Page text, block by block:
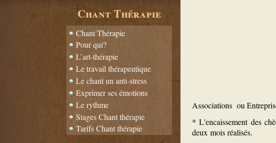
Chant Thérapie
Chant Thérapie
Pour qui?
L’art-thérapie
Le travail thérapeutique
Le chant un anti-stress
Exprimer ses émotions
Le rythme
Stages Chant thérapie
Tarifs Chant thérapie
Associations ou
* L'encaissement des
deux mois réalisés.